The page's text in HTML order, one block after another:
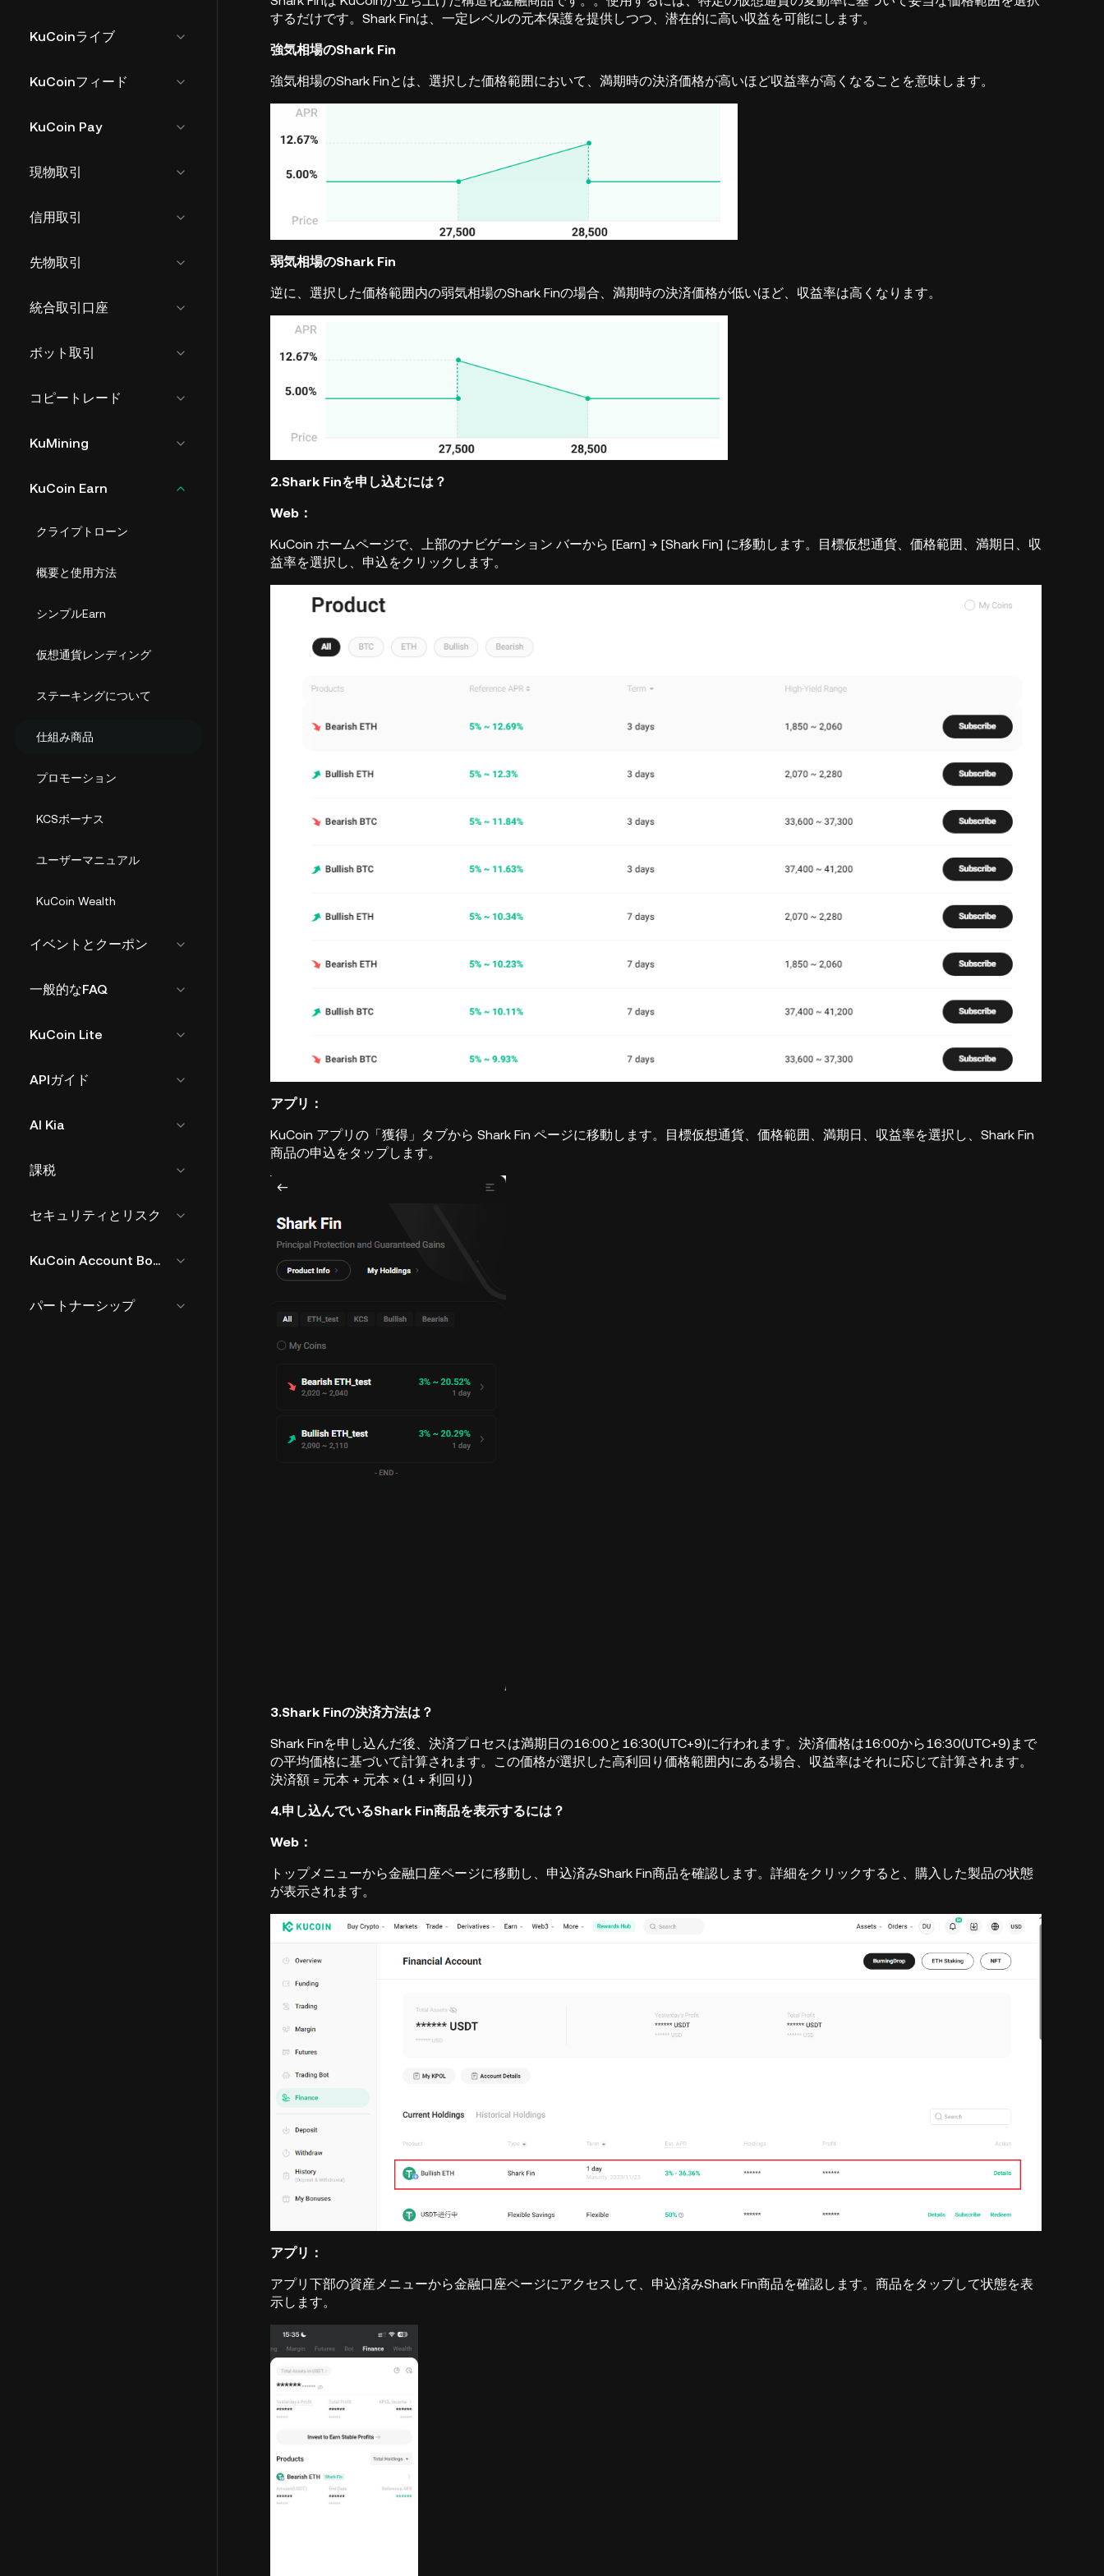
KuCoinライブ
KuCoinフィード
KuCoin Pay
現物取引
信用取引
先物取引
統合取引口座
ボット取引
コピートレード
KuMining
KuCoin Earn
クライプトローン
概要と使用方法
シンプルEarn
仮想通貨レンディング
ステーキングについて
仕組み商品
プロモーション
KCSボーナス
ユーザーマニュアル
KuCoin Wealth
イベントとクーポン
一般的なFAQ
KuCoin Lite
APIガイド
AI Kia
課税
セキュリティとリスク
KuCoin Account Bound Token
パートナーシップ
するだけです。Shark Finは、一定レベルの元本保護を提供しつつ、潜在的に高い収益を可能にします。
強気相場のShark Fin
強気相場のShark Finとは、選択した価格範囲において、満期時の決済価格が高いほど収益率が高くなることを意味します。
弱気相場のShark Fin
逆に、選択した価格範囲内の弱気相場のShark Finの場合、満期時の決済価格が低いほど、収益率は高くなります。
2.Shark Finを申し込むには？
Web：
KuCoin ホームページで、上部のナビゲーション バーから [Earn] → [Shark Fin] に移動します。目標仮想通貨、価格範囲、満期日、収
益率を選択し、申込をクリックします。
アプリ：
KuCoin アプリの「獲得」タブから Shark Fin ページに移動します。目標仮想通貨、価格範囲、満期日、収益率を選択し、Shark Fin
商品の申込をタップします。
3.Shark Finの決済方法は？
Shark Finを申し込んだ後、決済プロセスは満期日の16:00と16:30(UTC+9)に行われます。決済価格は16:00から16:30(UTC+9)まで
の平均価格に基づいて計算されます。この価格が選択した高利回り価格範囲内にある場合、収益率はそれに応じて計算されます。
決済額 = 元本 + 元本 × (1 + 利回り)
4.申し込んでいるShark Fin商品を表示するには？
Web：
トップメニューから金融口座ページに移動し、申込済みShark Fin商品を確認します。詳細をクリックすると、購入した製品の状態
が表示されます。
アプリ：
アプリ下部の資産メニューから金融口座ページにアクセスして、申込済みShark Fin商品を確認します。商品をタップして状態を表
示します。